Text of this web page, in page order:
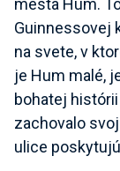
Guinnessovej
na svete, v
je Hum malé,
bohatej
zachovalo
ulice